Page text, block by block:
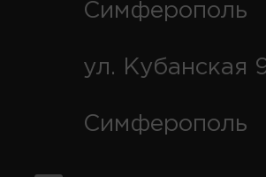
Симферополь
ул. Кубанская
Симферополь